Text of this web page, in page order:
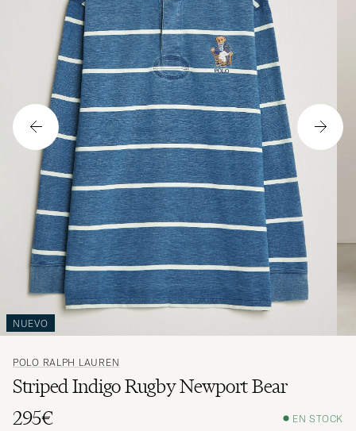
NUEVO
POLO RALPH LAUREN
Striped Indigo Rugby Newport Bear
295€
EN STOCK